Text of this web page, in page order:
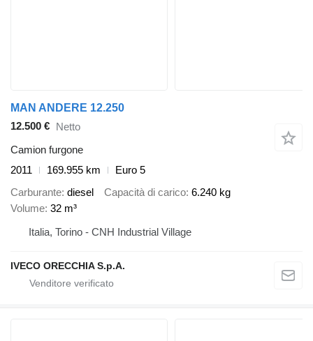
MAN ANDERE 12.250
12.500 € Netto
Camion furgone
2011
169.955 km
Euro 5
Carburante diesel Capacità di carico 6.240 kg
Volume 32 m³
Italia, Torino - CNH Industrial Village
IVECO ORECCHIA S.p.A.